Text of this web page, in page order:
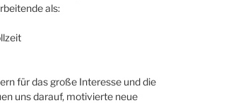
als:
für das große Interesse und die
uns darauf, motivierte neue